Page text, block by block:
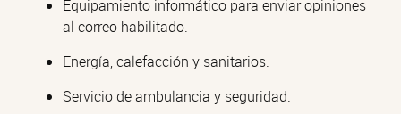
Equipamiento informático para enviar opiniones
al correo habilitado.
Energía, calefacción y sanitarios.
Servicio de ambulancia y seguridad.